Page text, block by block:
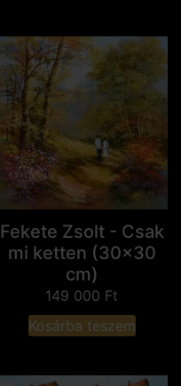
Fekete Zsolt - Csak
mi ketten (30x30
cm)
149 000 Ft
Kosárba teszem